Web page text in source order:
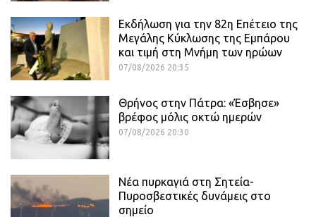
Εκδήλωση για την 82η Επέτειο της
Μεγάλης Κύκλωσης της Εμπάρου
και τιμή στη Μνήμη των ηρώων
07/08/2026 20:35
Θρήνος στην Πάτρα: «Έσβησε»
βρέφος μόλις οκτώ ημερών
07/08/2026 20:30
Νέα πυρκαγιά στη Σητεία-
Πυροσβεστικές δυνάμεις στο
σημείο